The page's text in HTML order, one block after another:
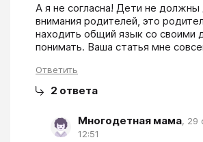
А я не согласна! Дети не должны
внимания родителей, это
находить общий язык со своими
понимать. Ваша статья мне
Ответить
2 ответа
Многодетная мама, 29
12:51